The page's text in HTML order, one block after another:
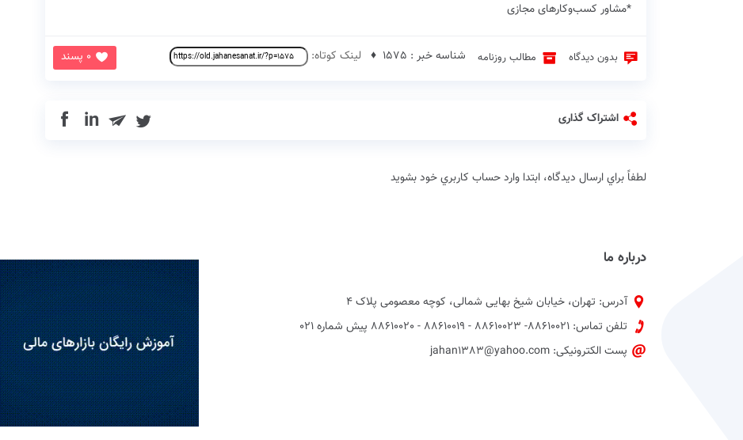
‭* ‬مشاور‭ ‬کسب‌وکارهای‭ ‬مجازی
بدون دیدگاه مطالب روزنامه 0 پسند شناسه خبر : 1575 ♦ لینک کوتاه:
اشتراک گذاری in
لطفاً براي ارسال دیدگاه، ابتدا وارد حساب كاربري خود بشويد
درباره ما
آدرس: تهران، خیابان شیخ بهایی شمالی، کوچه معصومی پلاک 4
تلفن تماس: 88610021- 88610023 - 88610019 - 88610020 پیش شماره 021
پست الکترونیکی: jahan1383@yahoo.com